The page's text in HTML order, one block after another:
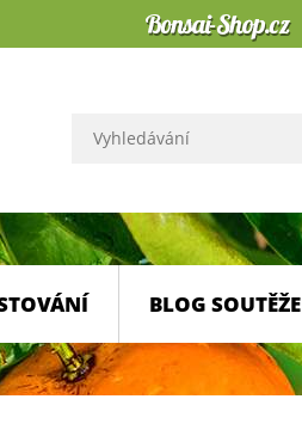
BLOG SOUTĚŽE